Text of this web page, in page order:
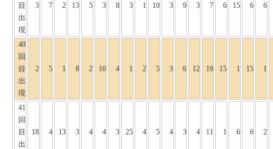
目
出
現
3 7 2 13 5 3 8 3 1 10 3 9 3 7 6 15 6 6
40
回
目
出
現
2 5 1 8 2 10 4 1 2 5 3 6 12 19 15 1 15 1
41
回
目
出
18 4 13 3 4 4 3 25 4 5 4 3 4 11 1 6 6 2